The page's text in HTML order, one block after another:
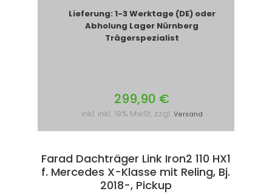
Lieferung: 1-3 Werktage (DE) oder
Abholung Lager Nürnberg
Trägerspezialist
299,90 €
inkl. inkl. 19% MwSt. zzgl. Versand
Farad Dachträger Link Iron2 110 HX1
f. Mercedes X-Klasse mit Reling, Bj.
2018-, Pickup